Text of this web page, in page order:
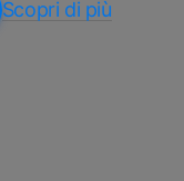
Scopri di più